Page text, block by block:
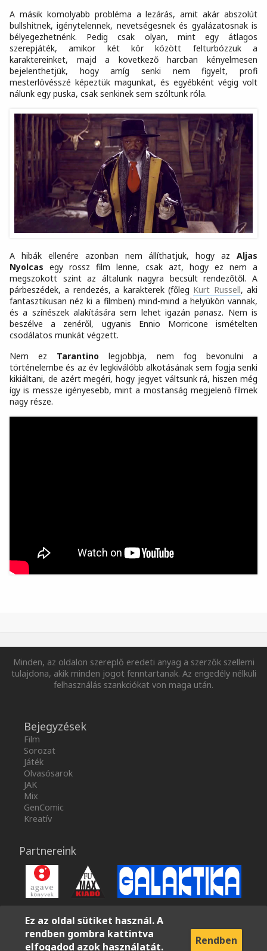
A másik komolyabb probléma a lezárás, amit akár abszolút
bullshitnek, igénytelennek, nevetségesnek és gyalázatosnak is
bélyegezhetnénk. Pedig csak olyan, mint egy átlagos
szerepjáték, amikor két kör között felturbózzuk a
karaktereinket, majd a következő harcban kényelmesen
bejelenthetjük, hogy amíg senki nem figyelt, profi
mesterlövésszé képeztük magunkat, és egyébként végig volt
nálunk egy puska, csak senkinek sem szóltunk róla.
A hibák ellenére azonban nem állíthatjuk, hogy az Aljas
Nyolcas egy rossz film lenne, csak azt, hogy ez nem a
megszokott szint az általunk nagyra becsült rendezőtől. A
párbeszédek, a rendezés, a karakterek (főleg Kurt Russell, aki
fantasztikusan néz ki a filmben) mind-mind a helyükön vannak,
és a színészek alakítására sem lehet igazán panasz. Nem is
beszélve a zenéről, ugyanis Ennio Morricone ismételten
csodálatos munkát végzett.
Nem ez Tarantino legjobbja, nem fog bevonulni a
történelembe és az év legkiválóbb alkotásának sem fogja senki
kikiáltani, de azért megéri, hogy jegyet váltsunk rá, hiszen még
így is messze igényesebb, mint a mostanság megjelenő filmek
nagy része.
Minden, az oldalon szereplő eredeti anyag a szerzők szellemi
tulajdona, akik minden jogot fenntartanak. Az engedély nélküli
felhasználás szankciókat von maga után.
Bejegyzések
Film
Sorozat
Játék
Olvasósarok
JAK
Mix
GenComic
Kreatív
Partnereink
Ez az oldal sütiket használ. A
rendben gombra kattintva
elfogadod azok használatát.
Rendben